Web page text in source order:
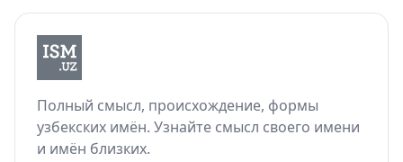
Полный смысл, происхождение, формы
узбекских имён. Узнайте смысл своего имени
и имён близких.